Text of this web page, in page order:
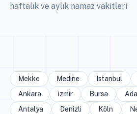
haftalık ve aylık namaz vakitleri
Mekke Medine Istanbul
Ankara
izmir Bursa
Antalya
Denizli Köln